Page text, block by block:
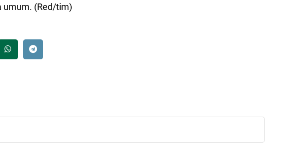
umum. (Red/tim)